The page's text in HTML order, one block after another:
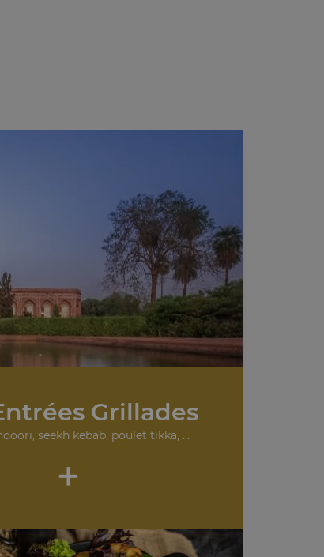
Grillades
seekh kebab, poulet tikka, ...
+